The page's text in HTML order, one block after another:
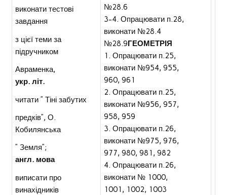
виконати тестові
завдання
з цієї теми за
підручником
Авраменка,
укр. літ.
читати ” Тіні забутих
предків”, О.
Кобилянська
” Земля”;
англ. мова
виписати про
винахідників
№28.6
3-4. Опрацювати п.28,
виконати №28.4
№28.9ГЕОМЕТРІЯ
1. Опрацювати п.25,
виконати №954, 955,
960, 961
2. Опрацювати п.25,
виконати №956, 957,
958, 959
3. Опрацювати п.26,
виконати №975, 976,
977, 980, 981, 982
4. Опрацювати п.26,
виконати № 1000,
1001, 1002, 1003